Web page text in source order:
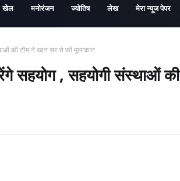
खेल मनोरंजन ज्योतिष लेख मेरा न्यूज पेपर
की टीम ने खान सर से की मुलाकात
सहयोग , सहयोगी संस्थाओं की